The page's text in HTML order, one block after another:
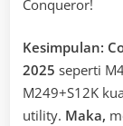
Conqueror!
Kesimpulan:
2025 seperti
M249+S12K
utility. Maka,